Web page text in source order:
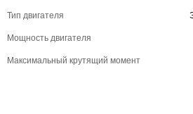
Тип двигателя
Мощность двигателя
Максимальный крутящий момент